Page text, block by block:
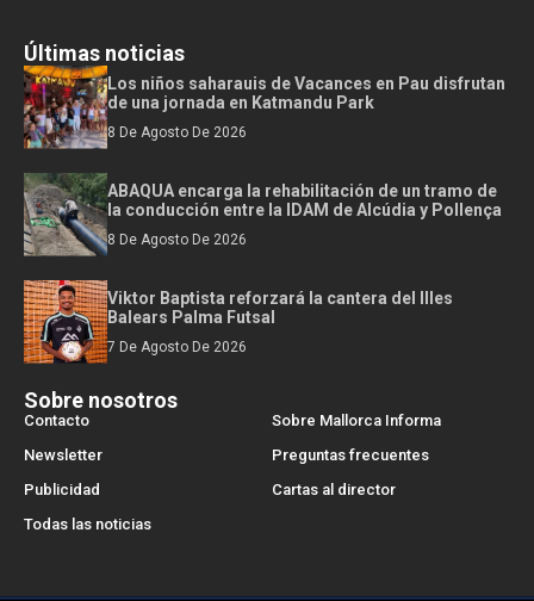
Últimas noticias
Los niños saharauis de Vacances en Pau disfrutan
de una jornada en Katmandu Park
8 De Agosto De 2026
ABAQUA encarga la rehabilitación de un tramo de
la conducción entre la IDAM de Alcúdia y Pollença
8 De Agosto De 2026
Viktor Baptista reforzará la cantera del Illes
Balears Palma Futsal
7 De Agosto De 2026
Sobre nosotros
Contacto
Sobre Mallorca Informa
Newsletter
Preguntas frecuentes
Publicidad
Cartas al director
Todas las noticias